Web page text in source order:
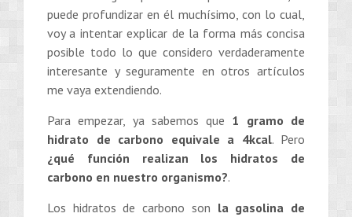
puede profundizar en él muchísimo, con lo cual,
voy a intentar explicar de la forma más concisa
posible todo lo que considero verdaderamente
interesante y seguramente en otros artículos
me vaya extendiendo.
Para empezar, ya sabemos que 1 gramo de
hidrato de carbono equivale a 4kcal. Pero
¿qué función realizan los hidratos de
carbono en nuestro organismo?.
Los hidratos de carbono son la gasolina de